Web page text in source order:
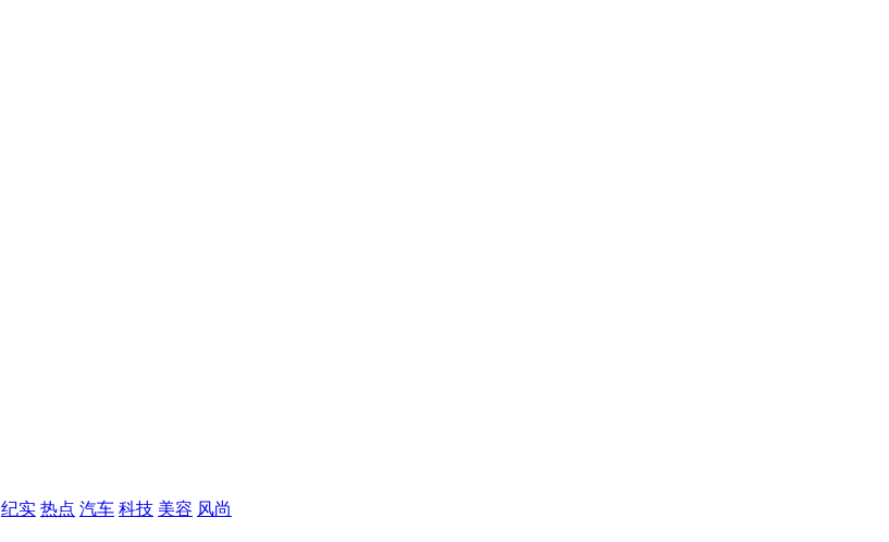
纪实 热点 汽车 科技 美容 风尚